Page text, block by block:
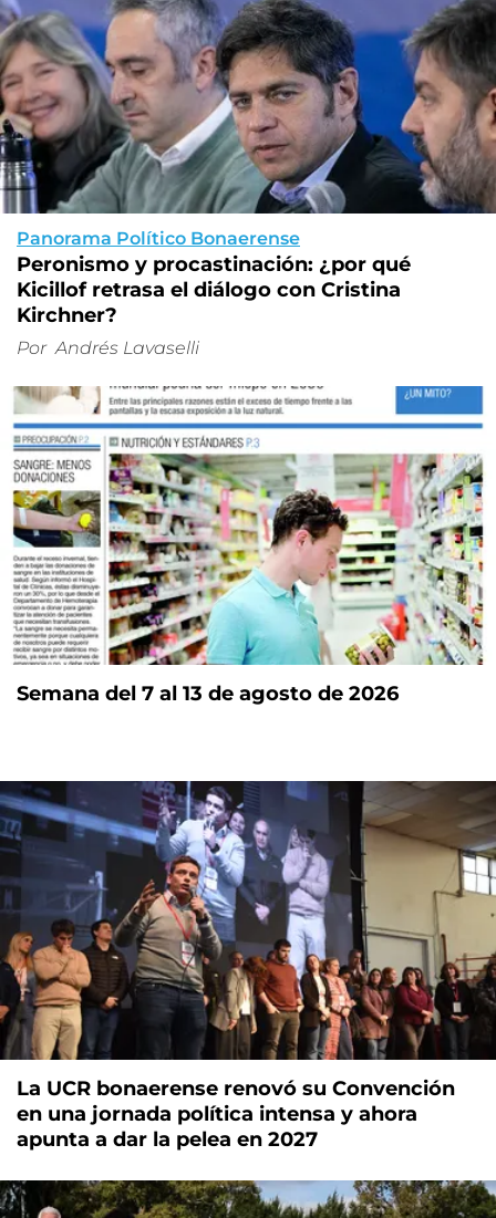
Panorama Político Bonaerense
Peronismo y procastinación: ¿por qué
Kicillof retrasa el diálogo con Cristina
Kirchner?
Por Andrés Lavaselli
Semana del 7 al 13 de agosto de 2026
La UCR bonaerense renovó su Convención
en una jornada política intensa y ahora
apunta a dar la pelea en 2027